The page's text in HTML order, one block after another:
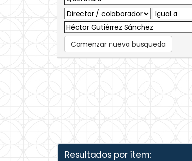
Comenzar nueva busqueda
Resultados por ítem: